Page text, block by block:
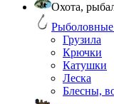
Охота,
Грузила
Крючки
Катушки
Леска
Блесны,